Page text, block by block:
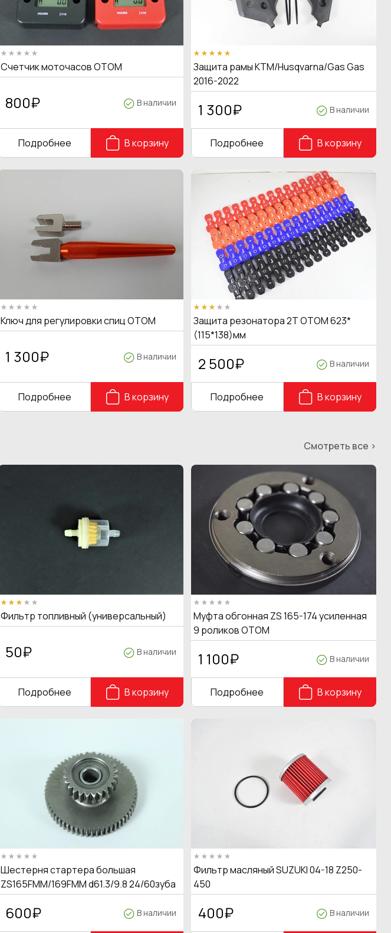
Счетчик моточасов OTOM
800₽ В наличии
Подробнее В корзину
Защита рамы KTM/Husqvarna/Gas Gas
2016-2022
1 300₽ В наличии
Подробнее В корзину
Ключ для регулировки спиц OTOM
1 300₽ В наличии
Подробнее В корзину
Защита резонатора 2Т OTOM 623*
(115*138)мм
2 500₽ В наличии
Подробнее В корзину
Смотреть все >
Фильтр топливный (универсальный)
50₽ В наличии
Подробнее В корзину
Муфта обгонная ZS 165-174 усиленная
9 роликов OTOM
1 100₽ В наличии
Подробнее В корзину
Шестерня стартера большая
ZS165FMM/169FMM d61.3/9.8 24/60зуба
600₽ В наличии
Фильтр масляный SUZUKI 04-18 Z250-
450
400₽ В наличии